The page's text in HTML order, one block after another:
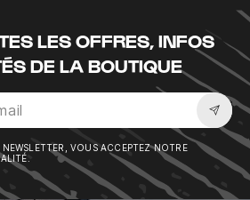
LES OFFRES, INFOS
DE LA BOUTIQUE
VOUS ACCEPTEZ NOTRE